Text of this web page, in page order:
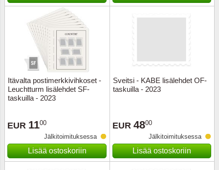
Itävalta postimerkkivihkoset -
Leuchtturm lisälehdet SF-
taskuilla - 2023
EUR 1100
Jälkitoimituksessa
Lisää ostoskoriin
Sveitsi - KABE lisälehdet OF-
taskuilla - 2023
EUR 4800
Jälkitoimituksessa
Lisää ostoskoriin